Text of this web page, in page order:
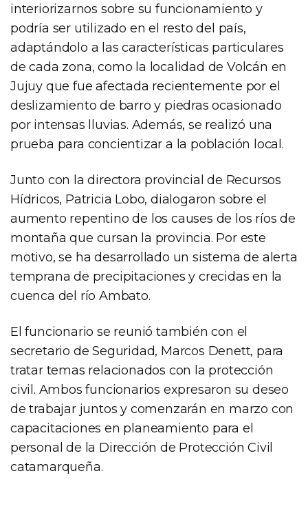
interiorizarnos sobre su funcionamiento y
podría ser utilizado en el resto del país,
adaptándolo a las características particulares
de cada zona, como la localidad de Volcán en
Jujuy que fue afectada recientemente por el
deslizamiento de barro y piedras ocasionado
por intensas lluvias. Además, se realizó una
prueba para concientizar a la población local.
Junto con la directora provincial de Recursos
Hídricos, Patricia Lobo, dialogaron sobre el
aumento repentino de los causes de los ríos de
montaña que cursan la provincia. Por este
motivo, se ha desarrollado un sistema de alerta
temprana de precipitaciones y crecidas en la
cuenca del río Ambato.
El funcionario se reunió también con el
secretario de Seguridad, Marcos Denett, para
tratar temas relacionados con la protección
civil. Ambos funcionarios expresaron su deseo
de trabajar juntos y comenzarán en marzo con
capacitaciones en planeamiento para el
personal de la Dirección de Protección Civil
catamarqueña.